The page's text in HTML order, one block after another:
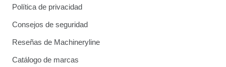
Política de privacidad
Consejos de seguridad
Reseñas de Machineryline
Catálogo de marcas